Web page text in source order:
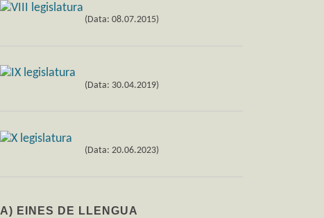
(Data: 08.07.2015)
(Data: 30.04.2019)
(Data: 20.06.2023)
A) EINES DE LLENGUA